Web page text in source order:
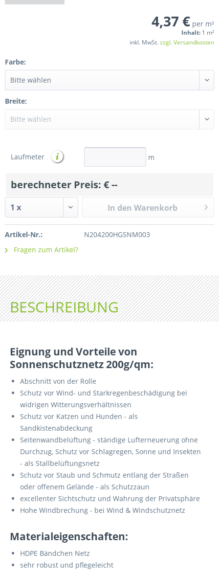
4,37 € per m²
Inhalt: 1 m²
inkl. MwSt.zzgl. Versandkosten
Farbe:
Breite:
Laufmeter m
berechneter Preis: €--
In den Warenkorb
Artikel-Nr.:
N204200HGSNM003
Fragen zum Artikel?
BESCHREIBUNG
Eignung und Vorteile von
Sonnenschutznetz 200g/qm:
Abschnitt von der Rolle
Schutz vor Wind- und Starkregenbeschädigung bei
widrigen Witterungsverhältnissen
Schutz vor Katzen und Hunden - als
Sandkistenabdeckung
Seitenwandbelüftung - ständige Lufterneuerung ohne
Durchzug, Schutz vor Schlagregen, Sonne und Insekten
- als Stallbelüftungsnetz
Schutz vor Staub und Schmutz entlang der Straßen
oder offenem Gelände - als Schutzzaun
excellenter Sichtschutz und Wahrung der Privatsphäre
Hohe Windbrechung - bei Wind & Windschutznetz
Materialeigenschaften:
HDPE Bändchen Netz
sehr robust und pflegeleicht